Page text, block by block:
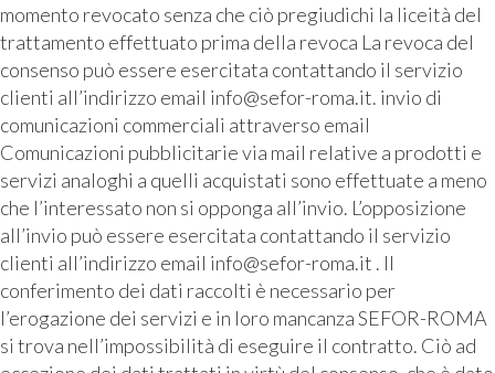
momento revocato senza che ciò pregiudichi la liceità del
trattamento effettuato prima della revoca La revoca del
consenso può essere esercitata contattando il servizio
clienti all’indirizzo email info@sefor-roma.it. invio di
comunicazioni commerciali attraverso email
Comunicazioni pubblicitarie via mail relative a prodotti e
servizi analoghi a quelli acquistati sono effettuate a meno
che l’interessato non si opponga all’invio. L’opposizione
all’invio può essere esercitata contattando il servizio
clienti all’indirizzo email info@sefor-roma.it . Il
conferimento dei dati raccolti è necessario per
l’erogazione dei servizi e in loro mancanza SEFOR-ROMA
si trova nell’impossibilità di eseguire il contratto. Ciò ad